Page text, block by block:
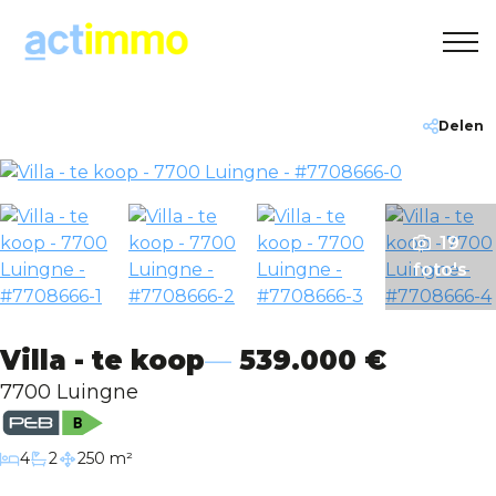
Home
Te koop
Over ons
Contact
Villa - te koop 539.000 €
7700 Luingne
4slaapkamers
2
badkamers
250 m²
Delen
19
foto's